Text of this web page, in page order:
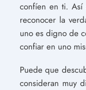
confíen en ti.
reconocer la
uno es digno de
confiar en uno
Puede que
consideran muy